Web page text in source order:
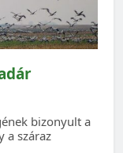
bizonyult a
a száraz